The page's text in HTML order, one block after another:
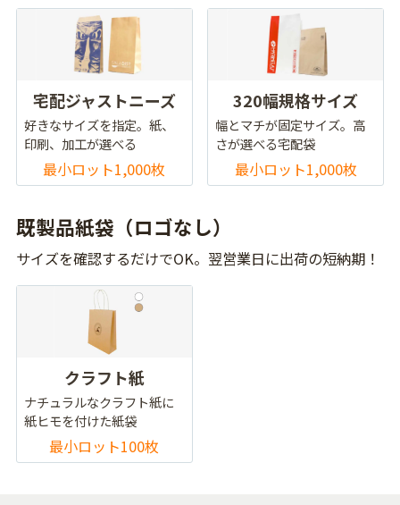
宅配ジャストニーズ
好きなサイズを指定。紙、
印刷、加工が選べる
最小ロット1,000枚
320幅規格サイズ
幅とマチが固定サイズ。高
さが選べる宅配袋
最小ロット1,000枚
既製品紙袋（ロゴなし）
サイズを確認するだけでOK。翌営業日に出荷の短納期！
クラフト紙
ナチュラルなクラフト紙に
紙ヒモを付けた紙袋
最小ロット100枚